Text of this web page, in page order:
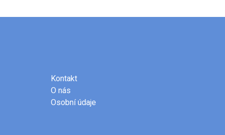
Kontakt
O nás
Osobní údaje